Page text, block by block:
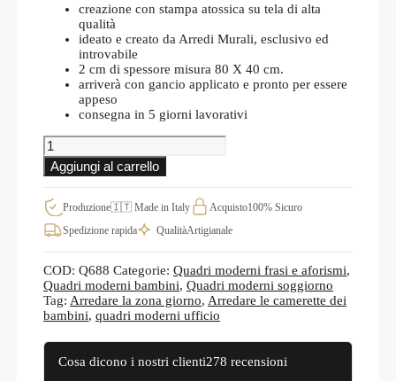
creazione con stampa atossica su tela di alta
qualità
ideato e creato da Arredi Murali, esclusivo ed
introvabile
2 cm di spessore misura 80 X 40 cm.
arriverà con gancio applicato e pronto per essere
appeso
consegna in 5 giorni lavorativi
Quadro
moderno
per
bambini
con
frase
di
quantità
Aggiungi al carrello
Produzione🇮🇹 Made in Italy Acquisto100% Sicuro
Spedizione rapida
QualitàArtigianale
COD: Q688 Categorie: Quadri moderni frasi e aforismi,
Quadri moderni bambini, Quadri moderni soggiorno
Tag: Arredare la zona giorno, Arredare le camerette dei
bambini, quadri moderni ufficio
Cosa dicono i nostri clienti278 recensioni